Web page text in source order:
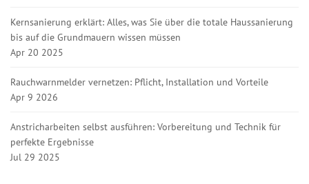
Kernsanierung erklärt: Alles, was Sie über die totale Haussanierung
bis auf die Grundmauern wissen müssen
Apr 20 2025
Rauchwarnmelder vernetzen: Pflicht, Installation und Vorteile
Apr 9 2026
Anstricharbeiten selbst ausführen: Vorbereitung und Technik für
perfekte Ergebnisse
Jul 29 2025